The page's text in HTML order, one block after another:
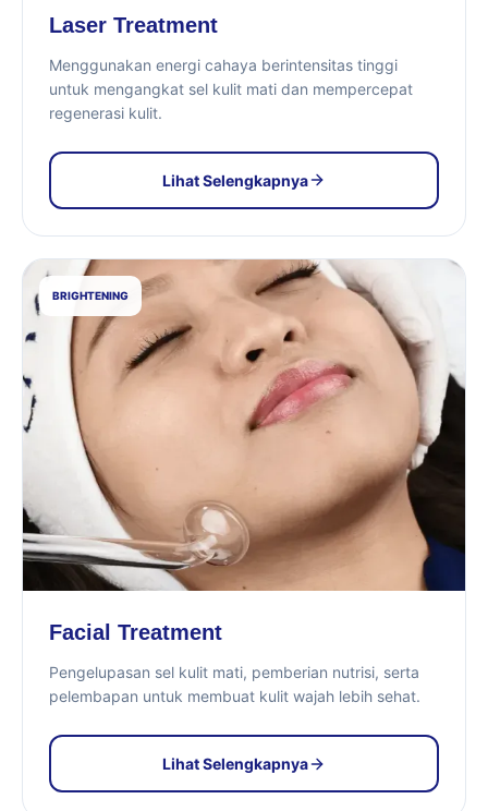
Laser Treatment
Menggunakan energi cahaya berintensitas tinggi
untuk mengangkat sel kulit mati dan mempercepat
regenerasi kulit.
Lihat Selengkapnya
BRIGHTENING
Facial Treatment
Pengelupasan sel kulit mati, pemberian nutrisi, serta
pelembapan untuk membuat kulit wajah lebih sehat.
Lihat Selengkapnya